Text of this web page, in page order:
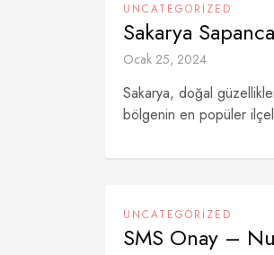
UNCATEGORIZED
Sakarya
Ocak 25, 2024
Sakarya, doğal
bölgenin en popüler
UNCATEGORIZED
SMS Onay –